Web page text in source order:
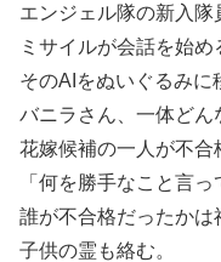
エンジェル隊の新入隊
ミサイルが会話を始め
そのAIをぬいぐるみに
バニラさん、一体どん
花嫁候補の一人が不合
「何を勝手なこと言
誰が不合格だったかは
子供の霊も絡む。